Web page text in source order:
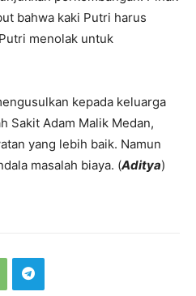
bahwa kaki Putri harus
menolak untuk
kepada keluarga
Sakit Adam Malik Medan,
yang lebih baik. Namun
masalah biaya. (Aditya)